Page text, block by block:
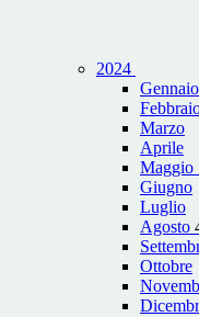
2024
Gennaio
Marzo
Aprile
Maggio
Giugno
Luglio
Agosto
Ottobre